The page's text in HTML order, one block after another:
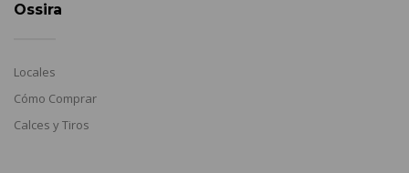
Ossira
Locales
Cómo Comprar
Calces y Tiros